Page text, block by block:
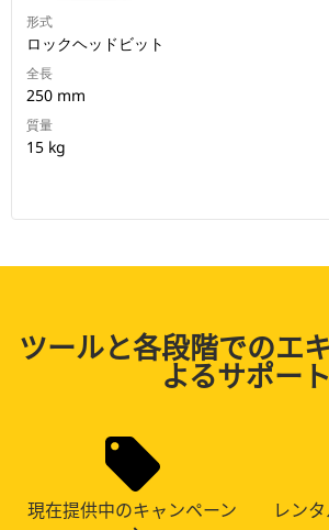
形式
ロックヘッドビット
全長
250 mm
質量
15 kg
ツールと各段階でのエ
よるサポート
現在提供中のキャンペーン レン